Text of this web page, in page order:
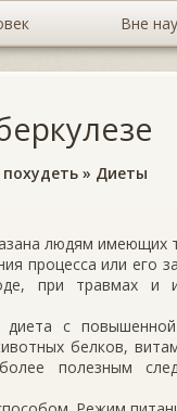
Вне
похудеть » Диеты
людям имеющих
процесса или его
при травмах и
диета с
белков,
полезным